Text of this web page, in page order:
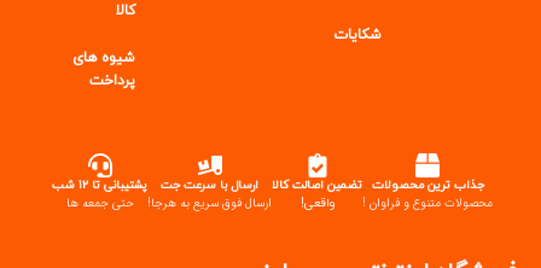
شکایات
کالا
شیوه های
پرداخت
جذاب ترین محصولات
محصولات متنوع و فراوان !
تضمین اصالت کالا
واقعی!
ارسال با سرعت جت
ارسال فوق سریع به هرجا!
پشتیبانی تا ۱۲ شب
حتی جمعه ها